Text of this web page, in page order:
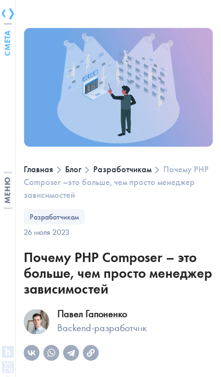
Главная Блог Разработчикам
Почему PHP
Composer –это больше, чем просто менеджер
зависимостей
Разработчикам
26 июля 2023
Почему PHP Composer – это
больше, чем просто менеджер
зависимостей
Павел Гапоненко
Backend-разработчик
СМЕТА
МЕНЮ